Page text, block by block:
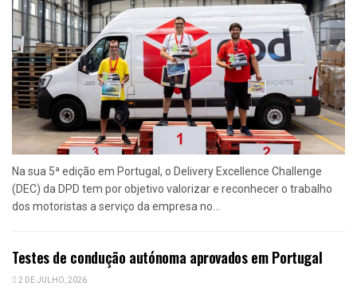
Na sua 5ª edição em Portugal, o Delivery Excellence Challenge
(DEC) da DPD tem por objetivo valorizar e reconhecer o trabalho
dos motoristas a serviço da empresa no...
Testes de condução autónoma aprovados em Portugal
2 DE JULHO, 2026